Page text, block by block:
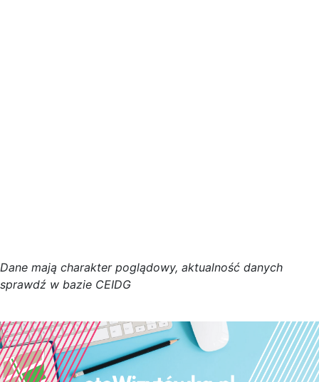
Dane mają charakter poglądowy, aktualność danych
sprawdź w bazie CEIDG